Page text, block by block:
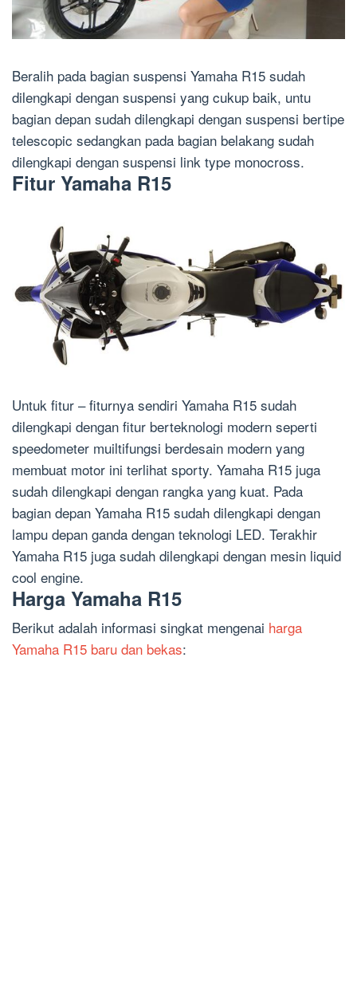
Beralih pada bagian suspensi Yamaha R15 sudah
dilengkapi dengan suspensi yang cukup baik, untu
bagian depan sudah dilengkapi dengan suspensi bertipe
telescopic sedangkan pada bagian belakang sudah
dilengkapi dengan suspensi link type monocross.
Fitur Yamaha R15
Untuk fitur – fiturnya sendiri Yamaha R15 sudah
dilengkapi dengan fitur berteknologi modern seperti
speedometer muiltifungsi berdesain modern yang
membuat motor ini terlihat sporty. Yamaha R15 juga
sudah dilengkapi dengan rangka yang kuat. Pada
bagian depan Yamaha R15 sudah dilengkapi dengan
lampu depan ganda dengan teknologi LED. Terakhir
Yamaha R15 juga sudah dilengkapi dengan mesin liquid
cool engine.
Harga Yamaha R15
Berikut adalah informasi singkat mengenai harga
Yamaha R15 baru dan bekas: